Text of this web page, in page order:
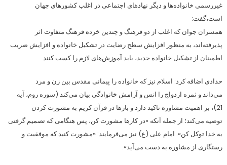
غیررسمی خانواده‌ها و دیگر نهادهای اجتماعی در اغلب کشورهای جهان
است،گفت:
همسران جوان که اغلب از دو فرهنگ و چندین خرده فرهنگ متفاوت اثر
پذیرفته‌اند، به منظور افزایش سطح رضایت در تشکیل خانواده و افزایش ضریب
اطمینان از تشکیل خانواده جدید، باید آموزش‌های لازم را کسب کنند.
حدادی اضافه کرد: اسلام نیز که خانواده را پیمانی مقدس بین زن و مرد
می‌داند و ثمره ازدواج را انس و آرامش خانوادگی بیان می‌کند (سوره روم، آیه
21)، بر اهمیت مشاوره تاکید دارد و بارها در قرآن کریم به مشورت کردن
توصیه می‌کند؛ از جمله آنکه «در کارها مشورت کن، پس هنگامی که تصمیم گرفتی
به خدا توکل کن». امام علی (ع) نیز می‌فرمایند: «مشورت کنید که موفقیت و
رستگاری از مشاوره به دست می‌آید».